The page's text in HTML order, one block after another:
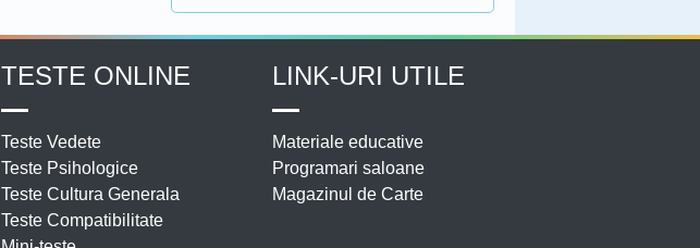
TESTE ONLINE
Teste Vedete
Teste Psihologice
Teste Cultura Generala
Teste Compatibilitate
LINK-URI UTILE
Materiale educative
Programari saloane
Magazinul de Carte